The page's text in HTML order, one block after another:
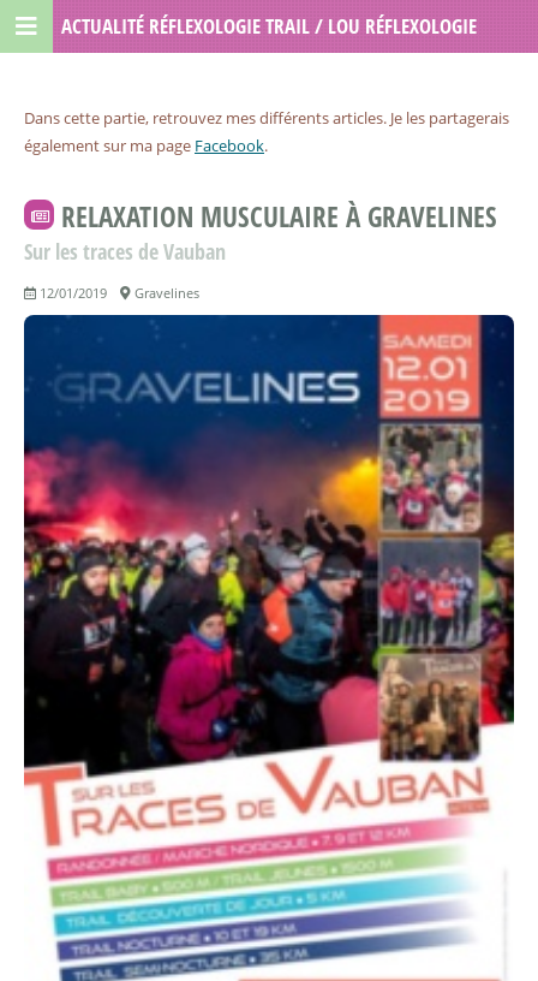
Dans cette partie, retrouvez mes différents articles. Je les partagerais
également sur ma page Facebook.
RELAXATION MUSCULAIRE À GRAVELINES
Sur les traces de Vauban
12/01/2019 Gravelines
ACTUALITÉ RÉFLEXOLOGIE TRAIL / LOU RÉFLEXOLOGIE